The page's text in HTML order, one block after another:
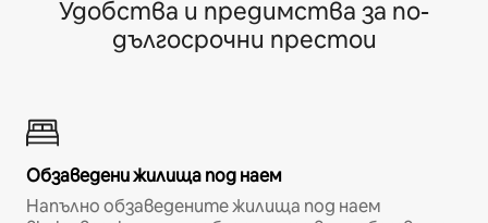
Удобства и предимства за по-
дългосрочни престои
Обзаведени жилища под наем
Напълно обзаведените жилища под наем